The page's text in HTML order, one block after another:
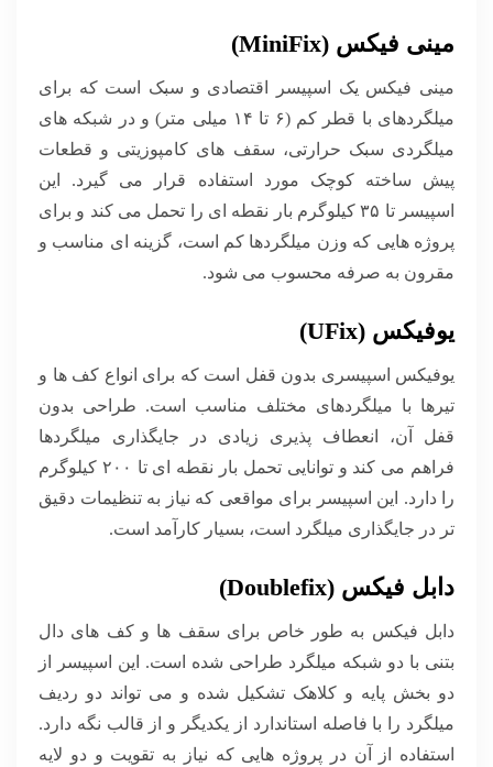
مینی فیکس (MiniFix)
مینی فیکس یک اسپیسر اقتصادی و سبک است که برای
میلگردهای با قطر کم (۶ تا ۱۴ میلی متر) و در شبکه های
میلگردی سبک حرارتی، سقف های کامپوزیتی و قطعات
پیش ساخته کوچک مورد استفاده قرار می گیرد. این
اسپیسر تا ۳۵ کیلوگرم بار نقطه ای را تحمل می کند و برای
پروژه هایی که وزن میلگردها کم است، گزینه ای مناسب و
مقرون به صرفه محسوب می شود.
یوفیکس (UFix)
یوفیکس اسپیسری بدون قفل است که برای انواع کف ها و
تیرها با میلگردهای مختلف مناسب است. طراحی بدون
قفل آن، انعطاف پذیری زیادی در جایگذاری میلگردها
فراهم می کند و توانایی تحمل بار نقطه ای تا ۲۰۰ کیلوگرم
را دارد. این اسپیسر برای مواقعی که نیاز به تنظیمات دقیق
تر در جایگذاری میلگرد است، بسیار کارآمد است.
دابل فیکس (Doublefix)
دابل فیکس به طور خاص برای سقف ها و کف های دال
بتنی با دو شبکه میلگرد طراحی شده است. این اسپیسر از
دو بخش پایه و کلاهک تشکیل شده و می تواند دو ردیف
میلگرد را با فاصله استاندارد از یکدیگر و از قالب نگه دارد.
استفاده از آن در پروژه هایی که نیاز به تقویت و دو لایه